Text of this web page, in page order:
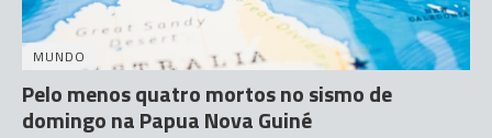
MUNDO
Pelo menos quatro mortos no sismo de
domingo na Papua Nova Guiné